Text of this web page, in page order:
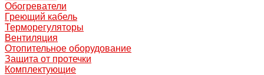
Обогреватели
Греющий кабель
Терморегуляторы
Вентиляция
Отопительное оборудование
Защита от протечки
Комплектующие